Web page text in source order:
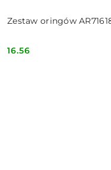
Zestaw oringów
Cena:
16.56